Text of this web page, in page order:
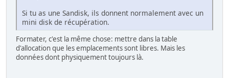
Si tu as une Sandisk, ils donnent normalement avec un
mini disk de récupération.
Formater, c'est la même chose: mettre dans la table
d'allocation que les emplacements sont libres. Mais les
données dont physiquement toujours là.